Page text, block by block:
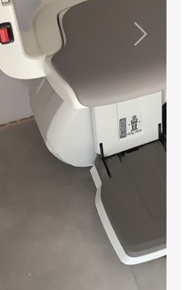
Suivant